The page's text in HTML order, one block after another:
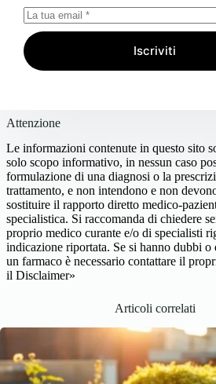
Iscriviti
Attenzione
Le informazioni contenute in questo sito
solo scopo informativo, in nessun caso
formulazione di una diagnosi o la
trattamento, e non intendono e non
sostituire il rapporto diretto medico-
specialistica. Si raccomanda di chiedere
proprio medico curante e/o di specialisti
indicazione riportata. Se si hanno dubbi o
un farmaco è necessario contattare il
il Disclaimer»
Articoli correlati